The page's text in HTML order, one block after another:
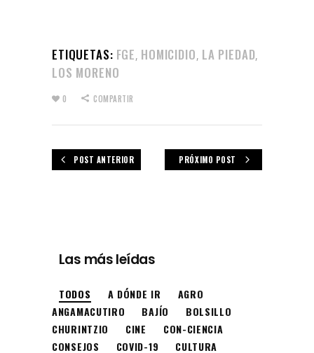
ETIQUETAS: FGE, HOMICIDIO, LA PIEDAD,
LOS MORENO
0 COMPARTIR
POST ANTERIOR PRÓXIMO POST
Las más leídas
TODOS A DÓNDE IR
AGRO
ANGAMACUTIRO
BAJÍO
BOLSILLO
CHURINTZIO
CINE
CON-CIENCIA
CONSEJOS
COVID-19 CULTURA